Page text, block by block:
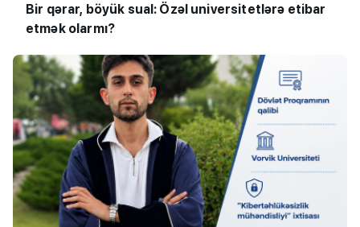
Bir qərar, böyük sual: Özəl universitetlərə etibar
etmək olarmı?